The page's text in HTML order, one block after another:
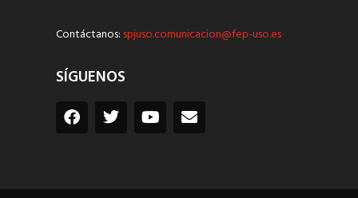
Contáctanos: spjuso.comunicacion@fep-uso.es
SÍGUENOS